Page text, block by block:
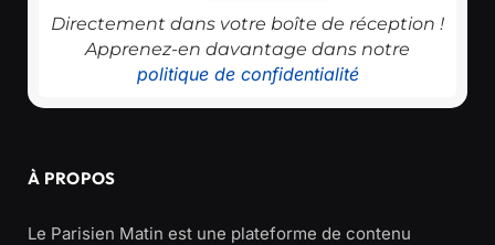
Directement dans votre boîte de réception !
Apprenez-en davantage dans notre
politique de confidentialité
À PROPOS
Le Parisien Matin est une plateforme de contenu